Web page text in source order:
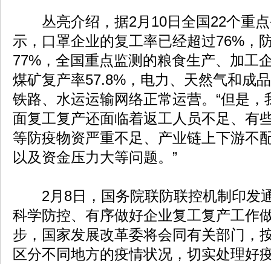
丛亮介绍，据2月10日全国22个重点
示，口罩企业的复工率已经超过76%，
77%，全国重点监测的粮食生产、加工
煤矿复产率57.8%，电力、天然气和成
铁路、水运运输网络正常运营。“但是
面复工复产还面临着返工人员不足、有
等防疫物资严重不足、产业链上下游不
以及资金压力大等问题。”
2月8日，国务院联防联控机制印发
科学防控、有序做好企业复工复产工作
步，国家发展改革委将会同有关部门，
区分不同地方的疫情状况，切实处理好